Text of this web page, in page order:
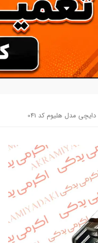
مدل هلیوم کد 041
میگردد